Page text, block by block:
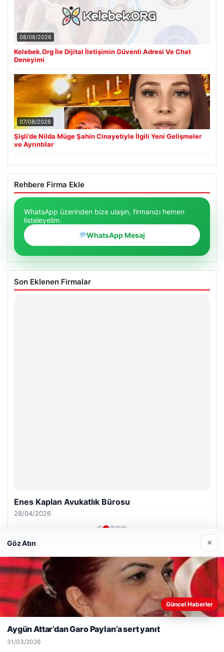
08/08/2026
Kelebek.Org İle Dijital İletişimin Güvenli Adresi Ve Chat
Deneyimi
07/08/2026
Şişli’de Nilda Müge Şahin Cinayetiyle İlgili Yeni Gelişmeler
ve Ayrıntılar
Rehbere Firma Ekle
WhatsApp üzerinden bize ulaşın, firmanızı hemen
listeleyelim.
WhatsApp Mesaj
Son Eklenen Firmalar
Enes Kaplan Avukatlık Bürosu
28/04/2026
© 2026 Gezgin Haber – Güncel Haberler
Web sitemizi nasıl kullandığınızı daha iyi anlayabilmek,
deneyiminizi kişiselleştirmek ve geliştirmek amacıyla çerezler
Reddet
Göz Atın ×
Güncel Haberler
Aygün Attar’dan Garo Paylan’a sert yanıt
31/03/2026
lemagrup.com.tr